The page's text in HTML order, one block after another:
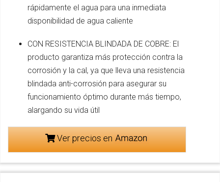
rápidamente el agua para una inmediata
disponibilidad de agua caliente
CON RESISTENCIA BLINDADA DE COBRE: El
producto garantiza más protección contra la
corrosión y la cal, ya que lleva una resistencia
blindada anti-corrosión para asegurar su
funcionamiento óptimo durante más tiempo,
alargando su vida útil
Ver precios en